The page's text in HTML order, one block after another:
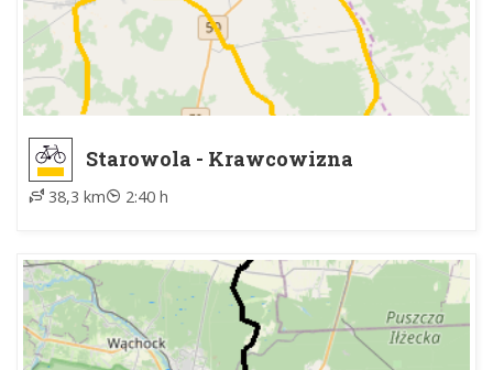
Starowola - Krawcowizna
38,3 km 2:40 h